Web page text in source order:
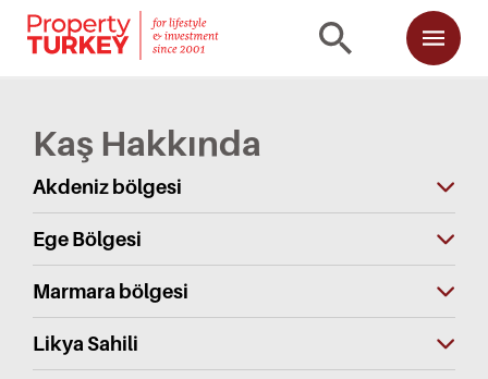
Kaş Hakkında
Akdeniz bölgesi
Ege Bölgesi
Marmara bölgesi
Likya Sahili